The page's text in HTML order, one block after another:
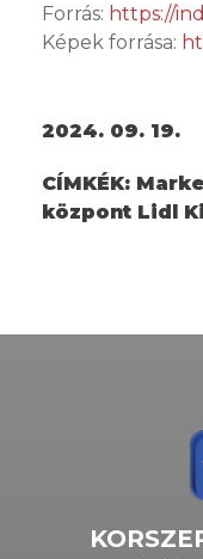
Forrás: https://
Képek forrása:
2024. 09. 19.
CÍMKÉK:
központ Lidl